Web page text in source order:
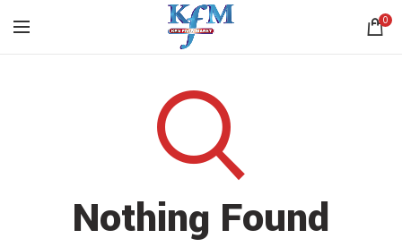
0
Nothing Found